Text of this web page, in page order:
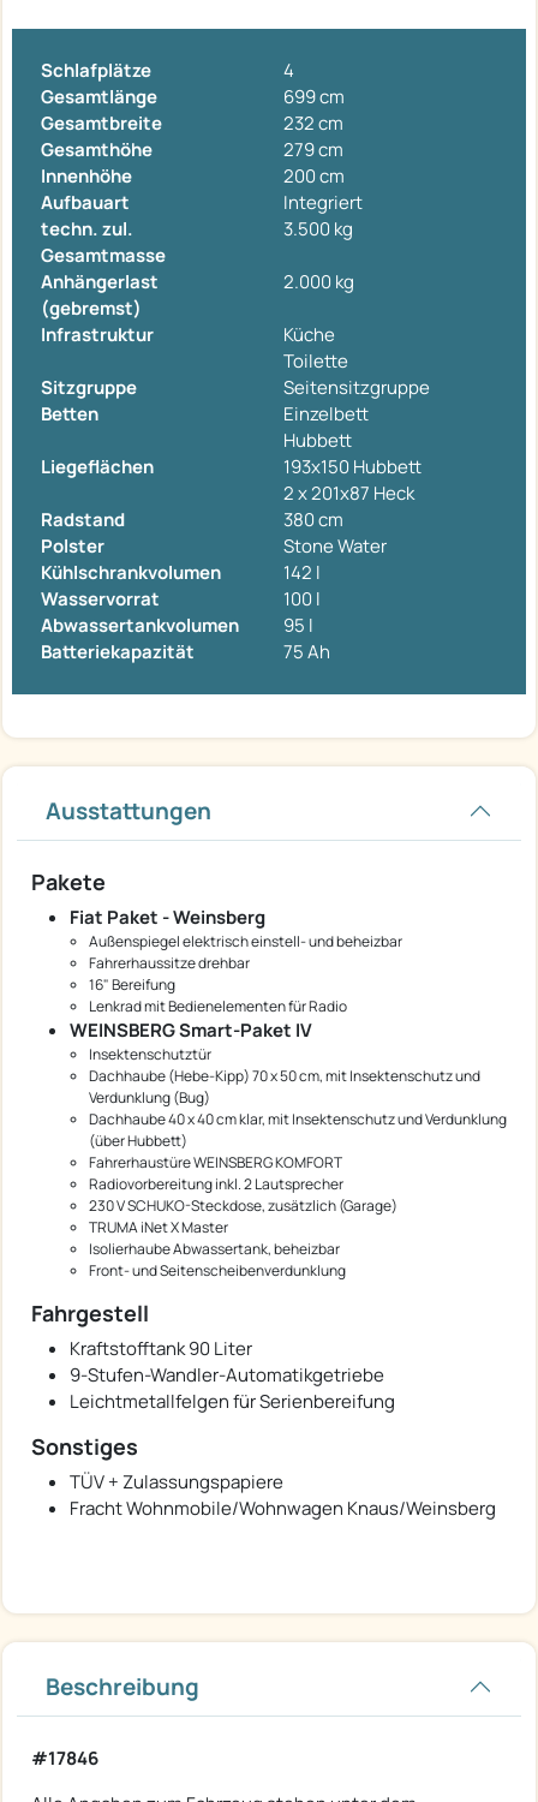
Schlafplätze
4
Gesamtlänge
699 cm
Gesamtbreite
232 cm
Gesamthöhe
279 cm
Innenhöhe
200 cm
Aufbauart
Integriert
techn. zul.
Gesamtmasse
3.500 kg
Anhängerlast
(gebremst)
2.000 kg
Infrastruktur
Küche
Toilette
Sitzgruppe
Seitensitzgruppe
Betten
Einzelbett
Hubbett
Liegeflächen
193x150 Hubbett
2 x 201x87 Heck
Radstand
380 cm
Polster
Stone Water
Kühlschrankvolumen
142 l
Wasservorrat
100 l
Abwassertankvolumen
95 l
Batteriekapazität
75 Ah
Ausstattungen
Pakete
Fiat Paket - Weinsberg
Außenspiegel elektrisch einstell- und beheizbar
Fahrerhaussitze drehbar
16" Bereifung
Lenkrad mit Bedienelementen für Radio
WEINSBERG Smart-Paket IV
Insektenschutztür
Dachhaube (Hebe-Kipp) 70 x 50 cm, mit Insektenschutz und
Verdunklung (Bug)
Dachhaube 40 x 40 cm klar, mit Insektenschutz und Verdunklung
(über Hubbett)
Fahrerhaustüre WEINSBERG KOMFORT
Radiovorbereitung inkl. 2 Lautsprecher
230 V SCHUKO-Steckdose, zusätzlich (Garage)
TRUMA iNet X Master
Isolierhaube Abwassertank, beheizbar
Front- und Seitenscheibenverdunklung
Fahrgestell
Kraftstofftank 90 Liter
9-Stufen-Wandler-Automatikgetriebe
Leichtmetallfelgen für Serienbereifung
Sonstiges
TÜV + Zulassungspapiere
Fracht Wohnmobile/Wohnwagen Knaus/Weinsberg
Beschreibung
#17846